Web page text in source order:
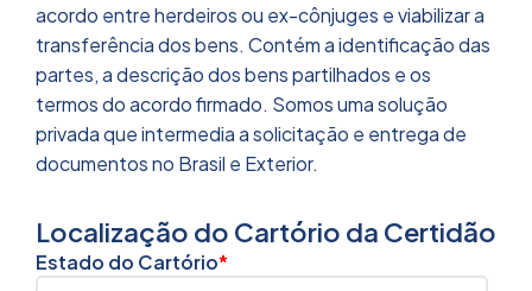
acordo entre herdeiros ou ex-cônjuges e viabilizar a
transferência dos bens. Contém a identificação das
partes, a descrição dos bens partilhados e os
termos do acordo firmado. Somos uma solução
privada que intermedia a solicitação e entrega de
documentos no Brasil e Exterior.
Localização do Cartório da Certidão
*
Estado do Cartório